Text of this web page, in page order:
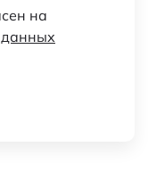
на
данных